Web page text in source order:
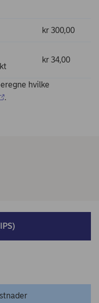
kr 300,00
kr 34,00
hvilke
.